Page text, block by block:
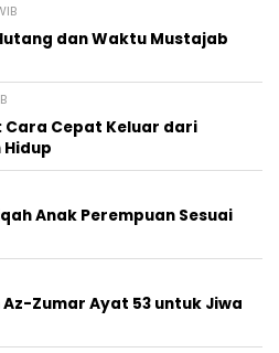
dan Waktu Mustajab
Cara Cepat Keluar dari
Anak Perempuan Sesuai
Zumar Ayat 53 untuk Jiwa